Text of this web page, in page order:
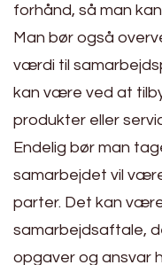
forhånd, så man
Man bør også
værdi til
kan være ved at
produkter eller
Endelig bør man
samarbejdet vil
parter. Det kan
samarbejdsaftale,
opgaver og ansvar